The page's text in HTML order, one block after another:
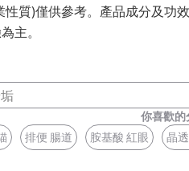
質)僅供參考。產品成分及
主。
你喜歡的
排便 腸道 胺基酸 紅眼 晶